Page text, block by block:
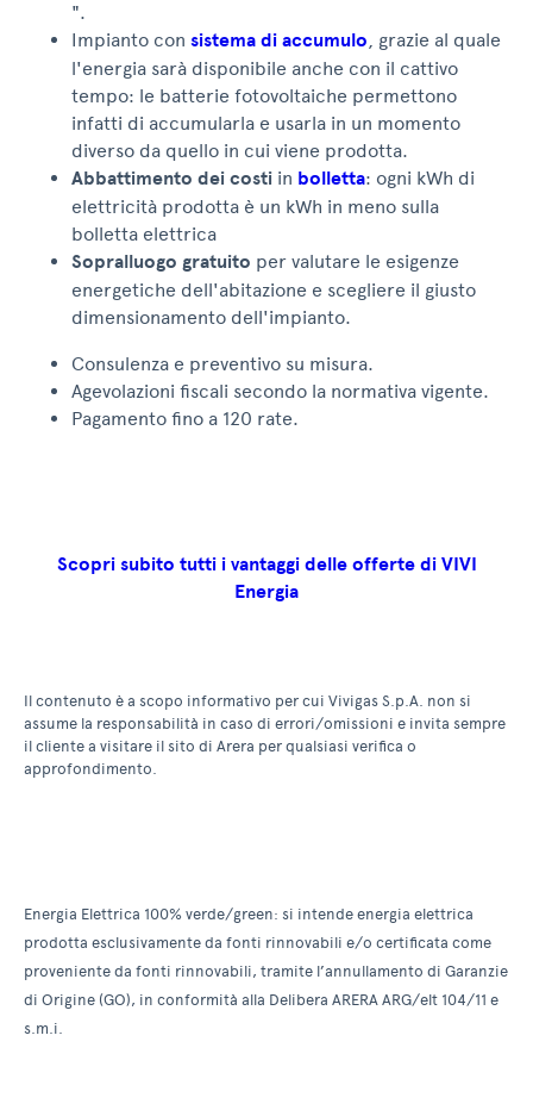
".
Impianto con sistema di accumulo, grazie al quale
l'energia sarà disponibile anche con il cattivo
tempo: le batterie fotovoltaiche permettono
infatti di accumularla e usarla in un momento
diverso da quello in cui viene prodotta.
Abbattimento dei costi in bolletta: ogni kWh di
elettricità prodotta è un kWh in meno sulla
bolletta elettrica
Sopralluogo gratuito per valutare le esigenze
energetiche dell'abitazione e scegliere il giusto
dimensionamento dell'impianto.
Consulenza e preventivo su misura.
Agevolazioni fiscali secondo la normativa vigente.
Pagamento fino a 120 rate.
Scopri subito tutti i vantaggi delle offerte di VIVI
Energia
Il contenuto è a scopo informativo per cui Vivigas S.p.A. non si
assume la responsabilità in caso di errori/omissioni e invita sempre
il cliente a visitare il sito di Arera per qualsiasi verifica o
approfondimento.
Energia Elettrica 100% verde/green: si intende energia elettrica
prodotta esclusivamente da fonti rinnovabili e/o certificata come
proveniente da fonti rinnovabili, tramite l’annullamento di Garanzie
di Origine (GO), in conformità alla Delibera ARERA ARG/elt 104/11 e
s.m.i.